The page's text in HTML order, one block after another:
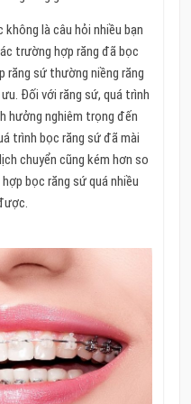
là câu hỏi nhiều bạn
trường hợp răng đã bọc
răng sứ thường niềng răng
Đối với răng sứ, quá trình
hưởng nghiêm trọng đến
trình bọc răng sứ đã mài
chuyển cũng kém hơn so
bọc răng sứ quá nhiều